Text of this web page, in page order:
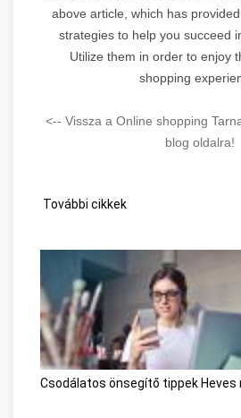
above article, which has
strategies to help you succeed
Utilize them in order to enjoy
shopping
<-- Vissza a Online shopping
blog oldalra!
További cikkek
Csodálatos önsegítő tippek Heves